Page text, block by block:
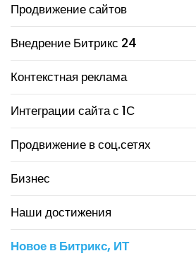
Продвижение сайтов
Внедрение Битрикс 24
Контекстная реклама
Интеграции сайта с 1С
Продвижение в соц.сетях
Бизнес
Наши достижения
Новое в Битрикс, ИТ